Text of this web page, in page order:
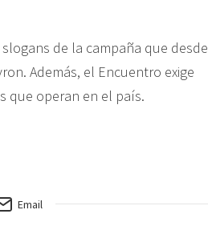
de la campaña que desde
Además, el Encuentro exige
que operan en el país.
Email